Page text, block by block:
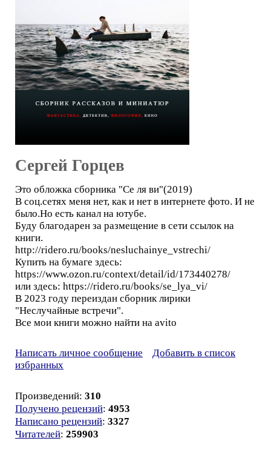
Сергей Горцев
Это обложка сборника "Се ля ви"(2019)
В соц.сетях меня нет, как и нет в интернете фото. И не
было.Но есть канал на ютубе.
Буду благодарен за размещение в сети ссылок на
книги.
http://ridero.ru/books/nesluchainye_vstrechi/
Купить на бумаге здесь:
https://www.ozon.ru/context/detail/id/173440278/
или здесь: https://ridero.ru/books/se_lya_vi/
В 2023 году переиздан сборник лирики
"Неслучайные встречи".
Все мои книги можно найти на avito
Написать личное сообщение
Добавить в список
избранных
Произведений: 310
Получено рецензий: 4953
Написано рецензий: 3327
Читателей: 259903